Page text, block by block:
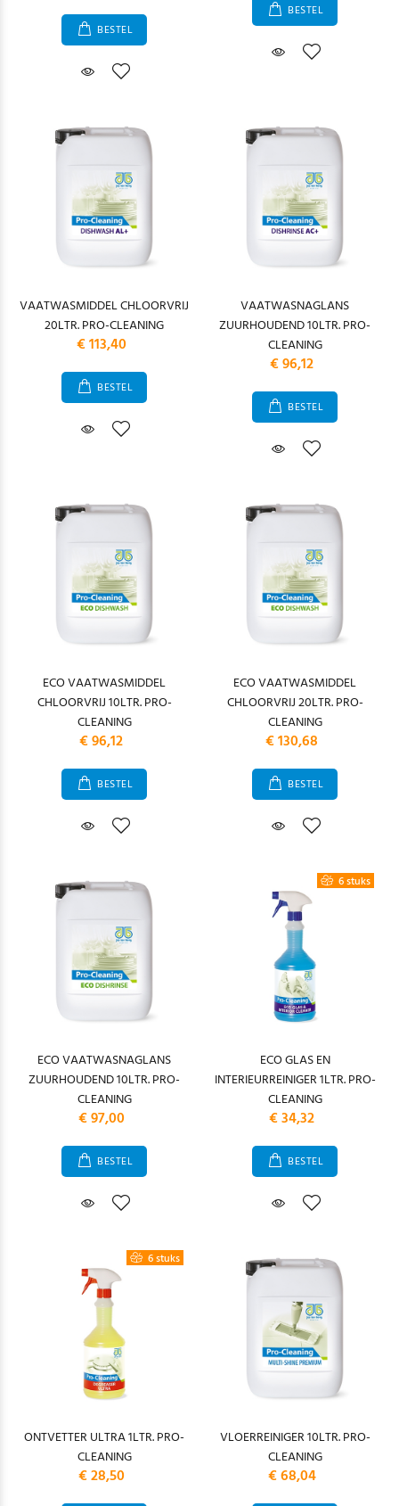
BESTEL
BESTEL
VAATWASMIDDEL CHLOORVRIJ
20LTR. PRO-CLEANING
€ 113,40
BESTEL
VAATWASNAGLANS
ZUURHOUDEND 10LTR. PRO-
CLEANING
€ 96,12
BESTEL
ECO VAATWASMIDDEL
CHLOORVRIJ 10LTR. PRO-
CLEANING
€ 96,12
BESTEL
ECO VAATWASMIDDEL
CHLOORVRIJ 20LTR. PRO-
CLEANING
€ 130,68
BESTEL
ECO VAATWASNAGLANS
ZUURHOUDEND 10LTR. PRO-
CLEANING
€ 97,00
BESTEL
6 stuks
ECO GLAS EN
INTERIEURREINIGER 1LTR. PRO-
CLEANING
€ 34,32
BESTEL
6 stuks
ONTVETTER ULTRA 1LTR. PRO-
CLEANING
€ 28,50
VLOERREINIGER 10LTR. PRO-
CLEANING
€ 68,04